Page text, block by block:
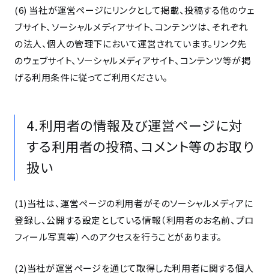
(6) 当社が運営ページにリンクとして掲載、投稿する他のウェ
ブサイト、ソーシャルメディアサイト、コンテンツは、それぞれ
の法人、個人の管理下において運営されています。リンク先
のウェブサイト、ソーシャルメディアサイト、コンテンツ等が掲
げる利用条件に従ってご利用ください。
4.利用者の情報及び運営ページに対
する利用者の投稿、コメント等のお取り
扱い
(1)当社は、運営ページの利用者がそのソーシャルメディアに
登録し、公開する設定としている情報（利用者のお名前、プロ
フィール写真等）へのアクセスを行うことがあります。
(2)当社が運営ページを通じて取得した利用者に関する個人